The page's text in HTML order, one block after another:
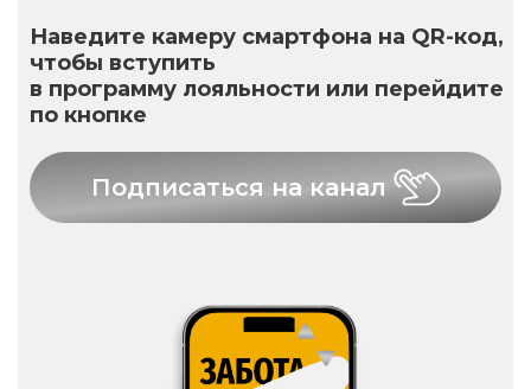
Наведите камеру смартфона на QR-код,
чтобы вступить
в программу лояльности или перейдите
по кнопке
Подписаться на канал